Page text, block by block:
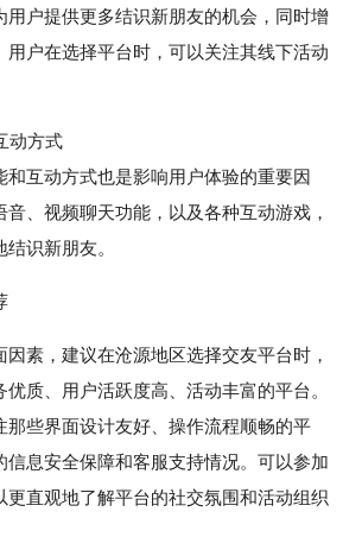
用户提供更多结识新朋友的机会，同时增
用户在选择平台时，可以关注其线下活动
动方式
互动方式也是影响用户体验的重要因
、视频聊天功能，以及各种互动游戏，
识新朋友。
因素，建议在沧源地区选择交友平台时，
质、用户活跃度高、活动丰富的平台。
那些界面设计友好、操作流程顺畅的平
信息安全保障和客服支持情况。可以参加
更直观地了解平台的社交氛围和活动组织